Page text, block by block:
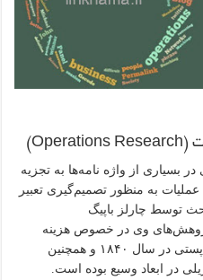
(
Operations Research
)
بسیاری از واژه‌ نامه‌ها به تجزیه
به منظور تصمیم‌گیری تعبیر
توسط چارلز باپیگ
که پژوهش‌های وی در خصوص هزینه
حمل و نقل و مرتب‌سازی بسته‌های پستی در سال ۱۸۴۰ و همچنین
در ابعاد وسیع بوده است.